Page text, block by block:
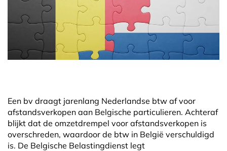
Een bv draagt jarenlang Nederlandse btw af voor
afstandsverkopen aan Belgische particulieren. Achteraf
blijkt dat de omzetdrempel voor afstandsverkopen is
overschreden, waardoor de btw in België verschuldigd
is. De Belgische Belastingdienst legt